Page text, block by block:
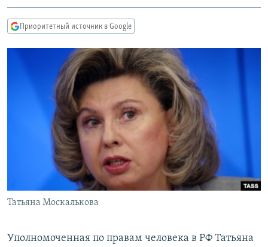
Вернутся
КАВКАЗ.РЕАЛИИ
СЕВЕР.РЕАЛИИ
СИБИРЬ.РЕАЛИИ
РАСПИСАНИЕ ВЕЩАНИЯ
ПОДПИШИТЕСЬ НА РАССЫЛКУ
СОЦИАЛЬНЫЕ СЕТИ
Все сайты РСЕ/РС
Приоритетный источник в Google
Татьяна Москалькова
Уполномоченная по правам человека в РФ Татьяна